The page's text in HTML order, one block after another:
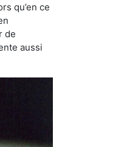
qu’en ce
de
aussi